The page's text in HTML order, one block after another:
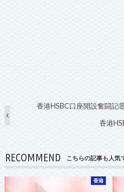
香港HSBC口座開設奮闘記
香港
RECOMMEND こちらの記事も人気
香港